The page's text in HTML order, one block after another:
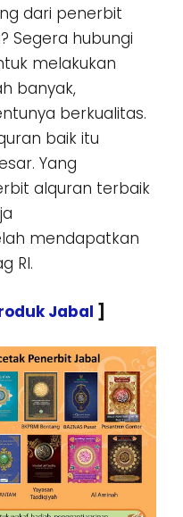
dari penerbit
Segera hubungi
melakukan
banyak,
berkualitas.
baik itu
Yang
alquran terbaik
mendapatkan
RI.
Jabal ]